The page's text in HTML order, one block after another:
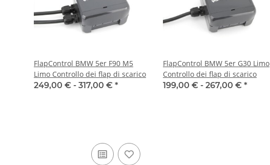
FlapControl BMW 5er F90 M5
Limo Controllo dei flap di scarico
249,00 € - 317,00 € *
FlapControl BMW 5er G30 Limo
Controllo dei flap di scarico
199,00 € - 267,00 € *